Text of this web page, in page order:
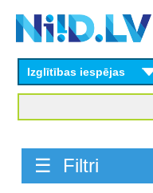
content
Izglītības iespējas
☰ Filtri